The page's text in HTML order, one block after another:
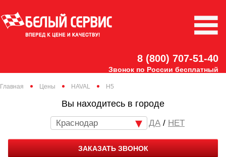
8 (800) 707-51-40
Звонок по России бесплатный
Главная Цены HAVAL H5
Вы находитесь в городе
Краснодар / НЕТ
ЗАКАЗАТЬ ЗВОНОК